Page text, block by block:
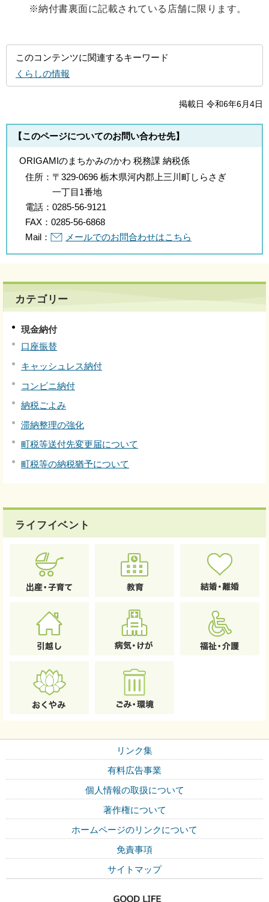
※納付書裏面に記載されている店舗に限ります。
このコンテンツに関連するキーワード
くらしの情報
掲載日 令和6年6月4日
【このページについてのお問い合わせ先】
ORIGAMIのまちかみのかわ 税務課 納税係
住所： 〒329-0696 栃木県河内郡上三川町しらさぎ
一丁目1番地
電話： 0285-56-9121
FAX： 0285-56-6868
Mail：
メールでのお問合わせはこちら
カテゴリー
現金納付
口座振替
キャッシュレス納付
コンビニ納付
納税ごよみ
滞納整理の強化
町税等送付先変更届について
町税等の納税猶予について
ライフイベント
リンク集
有料広告事業
個人情報の取扱について
著作権について
ホームページのリンクについて
免責事項
サイトマップ